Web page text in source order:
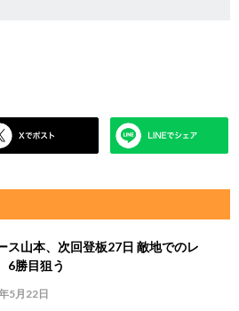
ス山本、次回登板27日 敵地でのレ
6勝目狙う
5月22日